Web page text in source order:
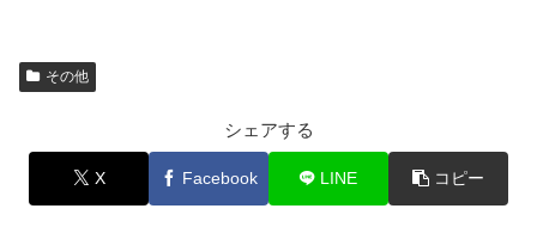
その他
シェアする
X Facebook LINE コピー